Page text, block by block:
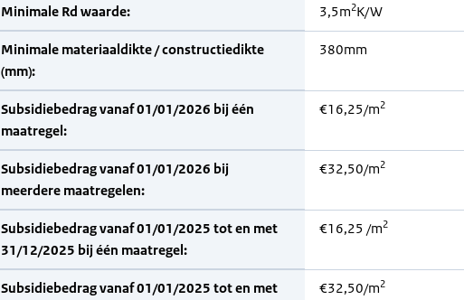
Minimale Rd waarde: 3,5m2K/W
Minimale materiaaldikte / constructiedikte
(mm):
380mm
Subsidiebedrag vanaf 01/01/2026 bij één
maatregel:
€16,25/m2
Subsidiebedrag vanaf 01/01/2026 bij
meerdere maatregelen:
€32,50/m2
Subsidiebedrag vanaf 01/01/2025 tot en met
31/12/2025 bij één maatregel:
€16,25 /m2
Subsidiebedrag vanaf 01/01/2025 tot en met
€32,50/m2